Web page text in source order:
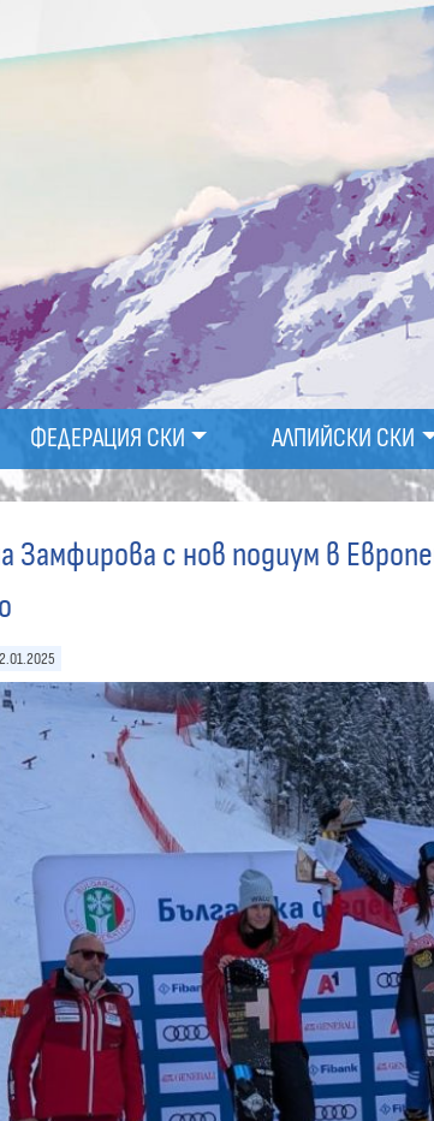
ФЕДЕРАЦИЯ СКИ АЛПИЙСКИ СКИ
Замфирова с нов подиум в